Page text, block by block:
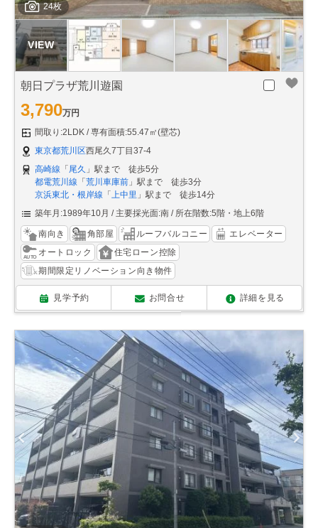
24枚
朝日プラザ荒川遊園
3,790万円
間取り:2LDK
専有面積:55.47㎡(壁芯)
東京都荒川区西尾久7丁目37-4
高崎線 「尾久 」駅まで 徒歩5分
都電荒川線 「荒川車庫前 」駅まで 徒歩3分
京浜東北・根岸線 「 上中里 」駅まで 徒歩14分
築年月:1989年10月
主要採光面:南 所在階数:5階・地上6階
南向き 角部屋 ルーフバルコニー
エレベーター
オートロック
住宅ローン控除
期間限定リノベーション向き物件
見学予約 お問合せ 詳細を見る